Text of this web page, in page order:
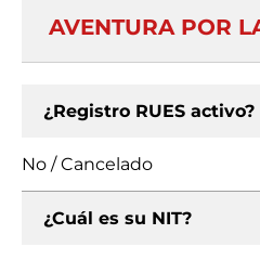
AVENTURA POR
¿Registro RUES activo?
No / Cancelado
¿Cuál es su NIT?